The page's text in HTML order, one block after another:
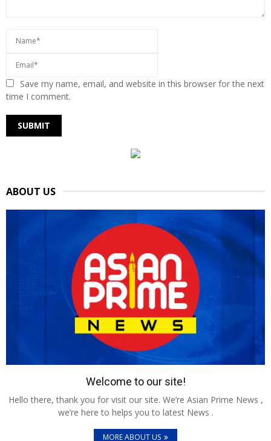
Save my name, email, and website in this browser for the next
time I comment.
ABOUT US
Welcome to our site!
Hello there, thank you for visit our site. We’re Asian Prime News ,
we’re here to helps you to latest News .
MORE ABOUT US